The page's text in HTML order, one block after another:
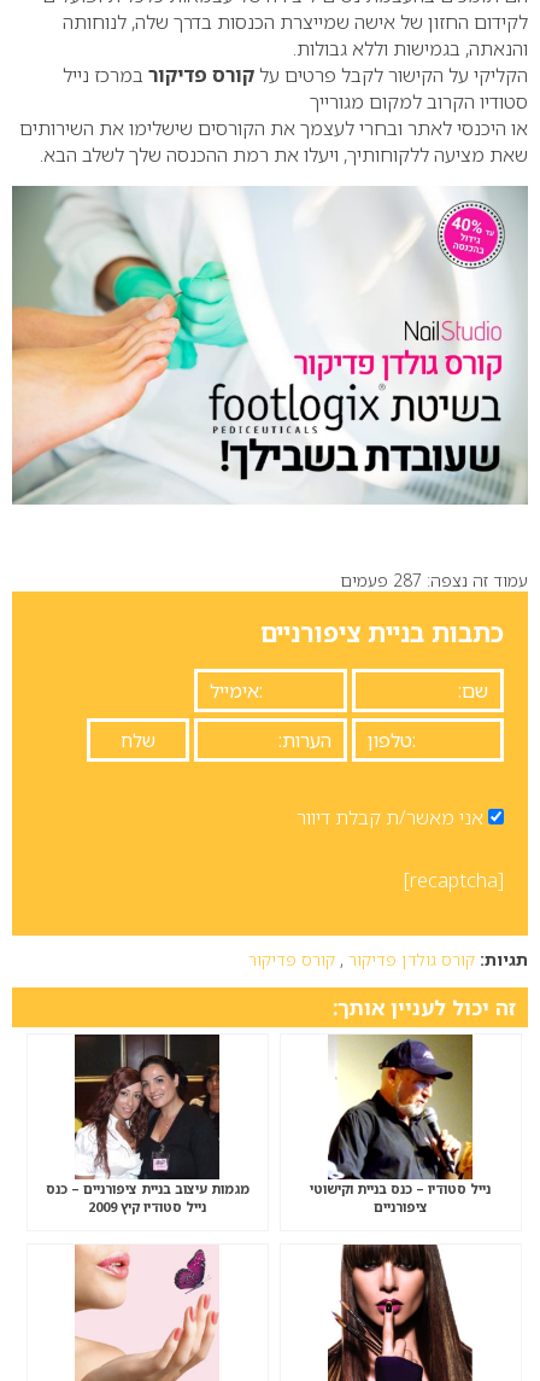
לקידום החזון של אישה שמייצרת הכנסות בדרך שלה, לנוחותה
והנאתה, בגמישות וללא גבולות.
הקליקי על הקישור לקבל פרטים עלקורס פדיקור במרכז נייל
סטודיו הקרוב למקום מגורייך
או היכנסי לאתר ובחרי לעצמך את הקורסים שישלימו את השירותים
שאת מציעה ללקוחותיך, ויעלו את רמת ההכנסה שלך לשלב הבא.
עמוד זה נצפה: 287 פעמים
כתבות בניית ציפורניים
אני מאשר/ת קבלת דיוור
[recaptcha]
תגיות: קורס גולדן פדיקור , קורס פדיקור
זה יכול לעניין אותך:
נייל סטודיו – כנס בניית וקישוטי
ציפורניים
מגמות עיצוב בניית ציפורניים – כנס
נייל סטודיו קיץ 2009